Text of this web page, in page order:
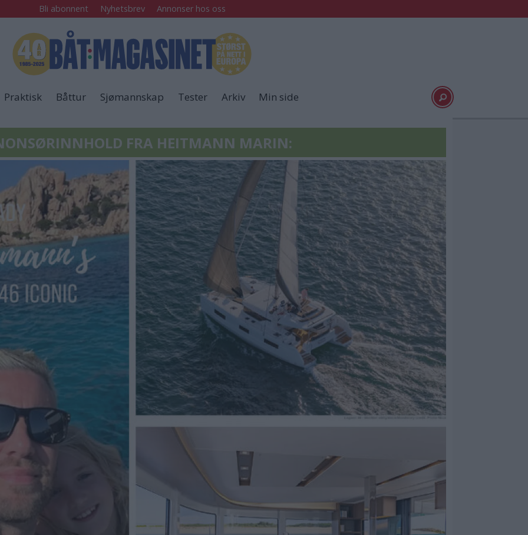
Bli abonnent Nyhetsbrev Annonser hos oss
Praktisk Båttur Sjømannskap Tester Arkiv Min side
FRA HEITMANN MARIN: